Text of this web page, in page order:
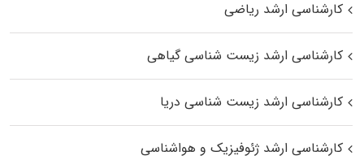
کارشناسی ارشد ریاضی
کارشناسی ارشد زیست‌ شناسی گیاهی
کارشناسی ارشد زیست‌ شناسی دریا
کارشناسی ارشد ژئوفیزیک و هواشناسی